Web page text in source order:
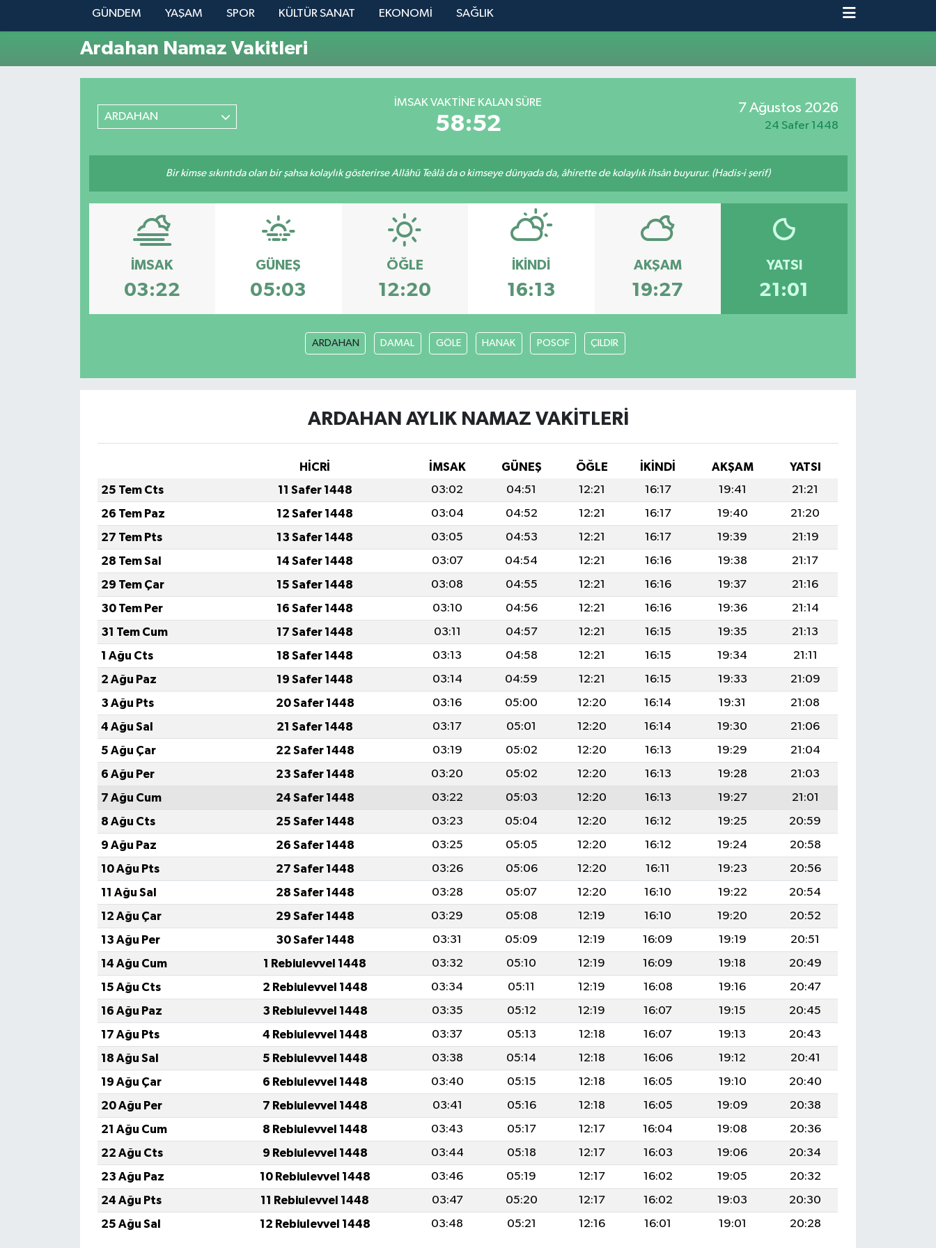
GÜNDEM YAŞAM SPOR KÜLTÜR SANAT EKONOMİ SAĞLIK
Ardahan Namaz Vakitleri
ARDAHAN
İMSAK VAKTINE KALAN SÜRE
58:52
7 Ağustos 2026
24 Safer 1448
Bir kimse sıkıntıda olan bir şahsa kolaylık gösterirse Allâhü Teâlâ da o kimseye dünyada da, âhirette de kolaylık ihsân buyurur. (Hadis-i şerif)
İMSAK
03:22
GÜNEŞ
05:03
ÖĞLE
12:20
İKINDI
16:13
AKŞAM
19:27
YATSI
21:01
ARDAHAN DAMAL GÖLE HANAK POSOF ÇILDIR
ARDAHAN AYLIK NAMAZ VAKITLERI
HİCRİ İMSAK GÜNEŞ ÖĞLE İKINDI AKŞAM
YATSI
25 Tem Cts
11 Safer 1448 03:02 04:51 12:21 16:17 19:41
21:21
26 Tem Paz
12 Safer 1448 03:04 04:52 12:21 16:17 19:40
21:20
27 Tem Pts
13 Safer 1448 03:05 04:53 12:21 16:17 19:39
21:19
28 Tem Sal
14 Safer 1448 03:07 04:54 12:21 16:16 19:38
21:17
29 Tem Çar
15 Safer 1448 03:08 04:55 12:21 16:16 19:37
21:16
30 Tem Per
16 Safer 1448 03:10 04:56 12:21 16:16 19:36
21:14
31 Tem Cum
17 Safer 1448 03:11 04:57 12:21 16:15 19:35
21:13
1 Ağu Cts
18 Safer 1448 03:13 04:58 12:21 16:15 19:34
21:11
2 Ağu Paz
19 Safer 1448 03:14 04:59 12:21 16:15 19:33
21:09
3 Ağu Pts
20 Safer 1448 03:16 05:00 12:20 16:14 19:31
21:08
4 Ağu Sal
21 Safer 1448 03:17 05:01 12:20 16:14 19:30
21:06
5 Ağu Çar
22 Safer 1448 03:19 05:02 12:20 16:13 19:29
21:04
6 Ağu Per
23 Safer 1448 03:20 05:02 12:20 16:13 19:28
21:03
7 Ağu Cum
24 Safer 1448 03:22 05:03 12:20 16:13 19:27
21:01
8 Ağu Cts
25 Safer 1448 03:23 05:04 12:20 16:12 19:25
20:59
9 Ağu Paz
26 Safer 1448 03:25 05:05 12:20 16:12 19:24
20:58
10 Ağu Pts
27 Safer 1448 03:26 05:06 12:20 16:11 19:23
20:56
11 Ağu Sal
28 Safer 1448 03:28 05:07 12:20 16:10 19:22
20:54
12 Ağu Çar
29 Safer 1448 03:29 05:08 12:19 16:10 19:20
20:52
13 Ağu Per
30 Safer 1448 03:31 05:09 12:19 16:09 19:19
20:51
14 Ağu Cum
1 Rebiulevvel 1448 03:32 05:10 12:19 16:09 19:18
20:49
15 Ağu Cts
2 Rebiulevvel 1448 03:34 05:11 12:19 16:08 19:16
20:47
16 Ağu Paz
3 Rebiulevvel 1448 03:35 05:12 12:19 16:07 19:15
20:45
17 Ağu Pts
4 Rebiulevvel 1448 03:37 05:13 12:18 16:07 19:13
20:43
18 Ağu Sal
5 Rebiulevvel 1448 03:38 05:14 12:18 16:06 19:12
20:41
19 Ağu Çar
6 Rebiulevvel 1448 03:40 05:15 12:18 16:05 19:10
20:40
20 Ağu Per
7 Rebiulevvel 1448 03:41 05:16 12:18 16:05 19:09
20:38
21 Ağu Cum
8 Rebiulevvel 1448 03:43 05:17 12:17 16:04 19:08
20:36
22 Ağu Cts
9 Rebiulevvel 1448 03:44 05:18 12:17 16:03 19:06
20:34
23 Ağu Paz
10 Rebiulevvel 1448 03:46 05:19 12:17 16:02 19:05
20:32
24 Ağu Pts
11 Rebiulevvel 1448 03:47 05:20 12:17 16:02 19:03
20:30
25 Ağu Sal
12 Rebiulevvel 1448 03:48 05:21 12:16 16:01 19:01 20:28